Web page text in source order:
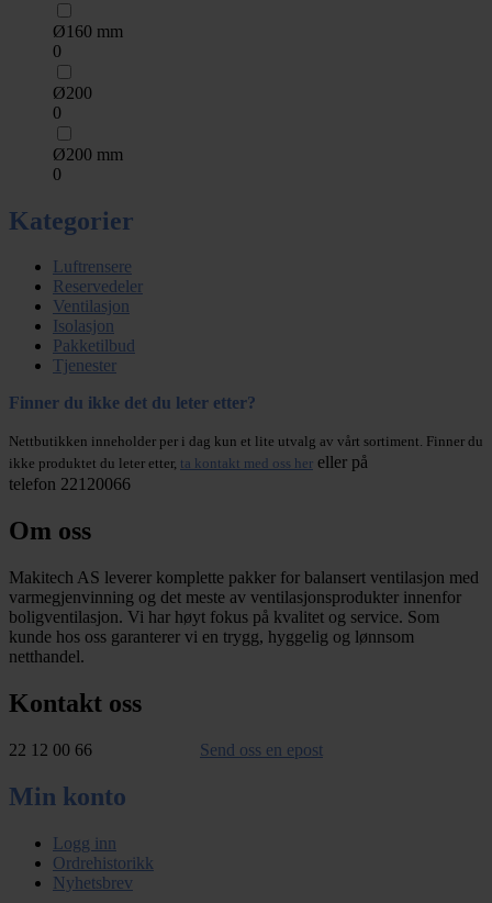
Ø160 mm
0
Ø200
0
Ø200 mm
0
Kategorier
Luftrensere
Reservedeler
Ventilasjon
Isolasjon
Pakketilbud
Tjenester
Finner du ikke det du leter etter?
Nettbutikken inneholder per i dag kun et lite utvalg av vårt sortiment. Finner du
ikke produktet du leter etter, ta kontakt med oss her eller på
telefon 22120066
Om oss
Makitech AS leverer komplette pakker for balansert ventilasjon med
varmegjenvinning og det meste av ventilasjonsprodukter innenfor
boligventilasjon. Vi har høyt fokus på kvalitet og service. Som
kunde hos oss garanterer vi en trygg, hyggelig og lønnsom
netthandel.
Kontakt oss
22 12 00 66 Send oss en epost
Min konto
Logg inn
Ordrehistorikk
Nyhetsbrev